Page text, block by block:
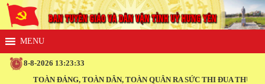
8-8-2026 13:23:34
ĐẢNG, TOÀN DÂN, TOÀN QUÂN RA SỨC THI ĐUA THỰC HIỆN